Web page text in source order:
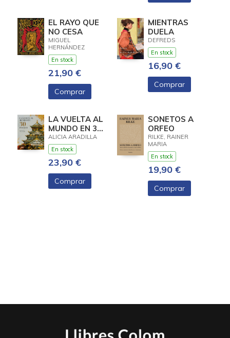
EL RAYO QUE
NO CESA
MIGUEL
HERNÁNDEZ
En stock
21,90 €
Comprar
MIENTRAS
DUELA
DEFREDS
En stock
16,90 €
Comprar
LA VUELTA AL
MUNDO EN 30
POEMAS
ALICIA ARADILLA
En stock
23,90 €
Comprar
SONETOS A
ORFEO
RILKE, RAINER
MARIA
En stock
19,90 €
Comprar